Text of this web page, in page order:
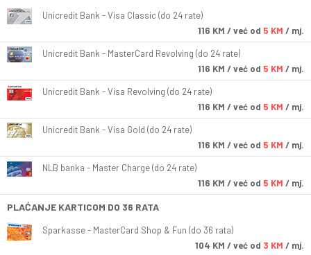
Unicredit Bank - Visa Classic (do 24 rate)
116 KM / već od 5 KM / mj.
Unicredit Bank - MasterCard Revolving (do 24 rate)
116 KM / već od 5 KM / mj.
Unicredit Bank - Visa Revolving (do 24 rate)
116 KM / već od 5 KM / mj.
Unicredit Bank - Visa Gold (do 24 rate)
116 KM / već od 5 KM / mj.
NLB banka - Master Charge (do 24 rate)
116 KM / već od 5 KM / mj.
PLAĆANJE KARTICOM DO 36 RATA
Sparkasse - MasterCard Shop & Fun (do 36 rata)
104 KM / već od 3 KM / mj.